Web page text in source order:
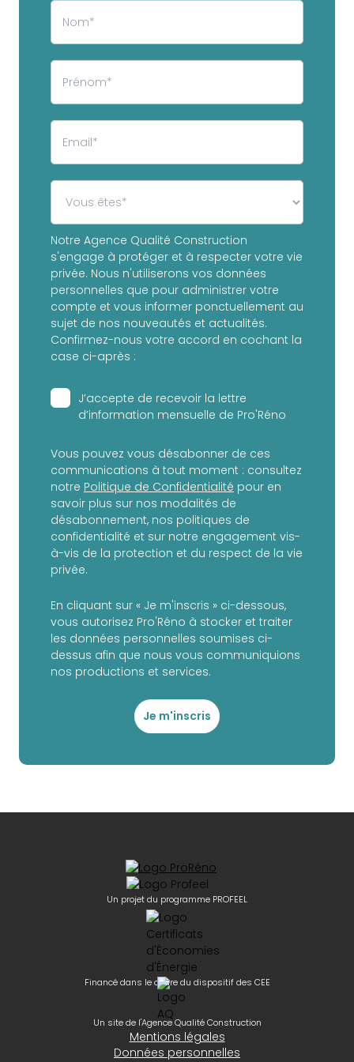
Notre Agence Qualité Construction
s'engage à protéger et à respecter votre vie
privée. Nous n'utiliserons vos données
personnelles que pour administrer votre
compte et vous informer ponctuellement au
sujet de nos nouveautés et actualités.
Confirmez-nous votre accord en cochant la
case ci-après :
J’accepte de recevoir la lettre
d’information mensuelle de Pro'Réno
Vous pouvez vous désabonner de ces
communications à tout moment : consultez
notre Politique de Confidentialité pour en
savoir plus sur nos modalités de
désabonnement, nos politiques de
confidentialité et sur notre engagement vis-
à-vis de la protection et du respect de la vie
privée.
En cliquant sur « Je m'inscris » ci-dessous,
vous autorisez Pro'Réno à stocker et traiter
les données personnelles soumises ci-
dessus afin que nous vous communiquions
nos productions et services.
Je m'inscris
Un projet du programme PROFEEL
Financé dans le cadre du dispositif des CEE
Un site de l'Agence Qualité Construction
Mentions légales
Données personnelles